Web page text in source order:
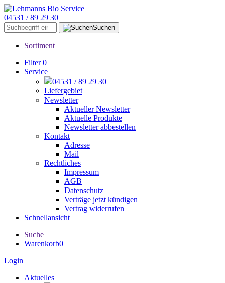
04531 / 89 29 30
Suchen
Sortiment
Filter 0
Service
04531 / 89 29 30
Liefergebiet
Newsletter
Aktueller Newsletter
Aktuelle Produkte
Newsletter abbestellen
Kontakt
Adresse
Mail
Rechtliches
Impressum
AGB
Datenschutz
Verträge jetzt kündigen
Vertrag widerrufen
Schnellansicht
Suche
Warenkorb0
Login
Aktuelles